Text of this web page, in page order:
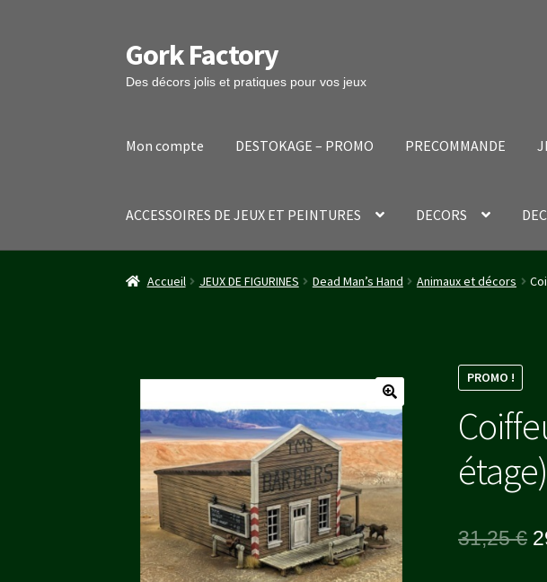
Aller
à
la
Aller
au
contenu
Gork Factory
Des décors jolis et pratiques pour vos jeux
Mon compte DESTOKAGE – PROMO PRECOMMANDE
ACCESSOIRES DE JEUX ET PEINTURES DECORS
Accueil CGV Mon comptePanier Stripe Payment Success Page
Accueil JEUX DE FIGURINES Dead Man’s Hand Animaux et décors
PROMO !
étage)
31,25€